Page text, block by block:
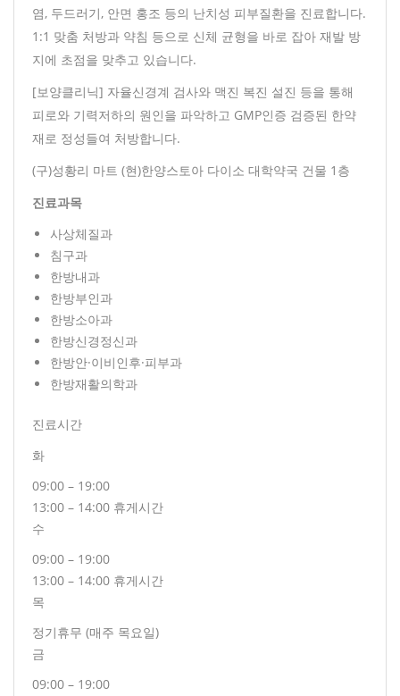
염, 두드러기, 안면 홍조 등의 난치성 피부질환을 진료합니다.
1:1 맞춤 처방과 약침 등으로 신체 균형을 바로 잡아 재발 방
지에 초점을 맞추고 있습니다.
[보양클리닉] 자율신경계 검사와 맥진 복진 설진 등을 통해
피로와 기력저하의 원인을 파악하고 GMP인증 검증된 한약
재로 정성들여 처방합니다.
(구)성황리 마트 (현)한양스토아 다이소 대학약국 건물 1층
진료과목
사상체질과
침구과
한방내과
한방부인과
한방소아과
한방신경정신과
한방안·이비인후·피부과
한방재활의학과
진료시간
화
09:00 – 19:00
13:00 – 14:00 휴게시간
수
09:00 – 19:00
13:00 – 14:00 휴게시간
목
정기휴무 (매주 목요일)
금
09:00 – 19:00